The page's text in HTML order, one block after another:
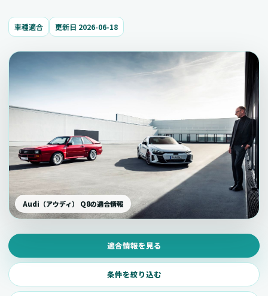
車種適合 更新日 2026-06-18
適合情報を見る
条件を絞り込む
Audi（アウディ） Q8の適合情報